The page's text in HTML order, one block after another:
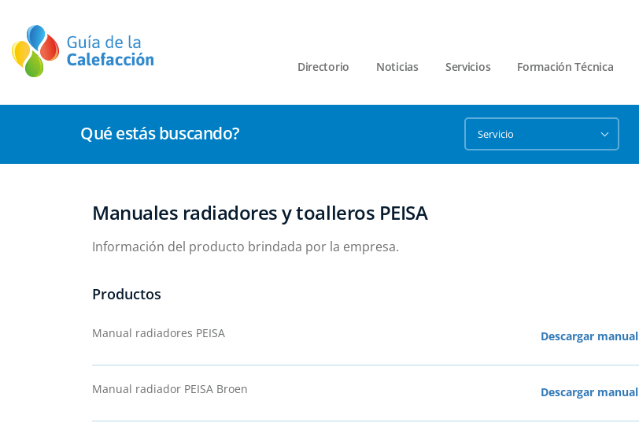
Directorio Noticias Servicios Formación Técnica
Qué estás buscando?
Manuales radiadores y toalleros PEISA
Información del producto brindada por la empresa.
Productos
Manual radiadores PEISA Descargar manual
Manual radiador PEISA Broen Descargar manual